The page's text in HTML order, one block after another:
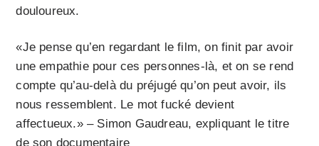
douloureux.
«Je pense qu’en regardant le film, on finit par avoir
une empathie pour ces personnes-là, et on se rend
compte qu’au-delà du préjugé qu’on peut avoir, ils
nous ressemblent. Le mot fucké devient
affectueux.» – Simon Gaudreau, expliquant le titre
de son documentaire